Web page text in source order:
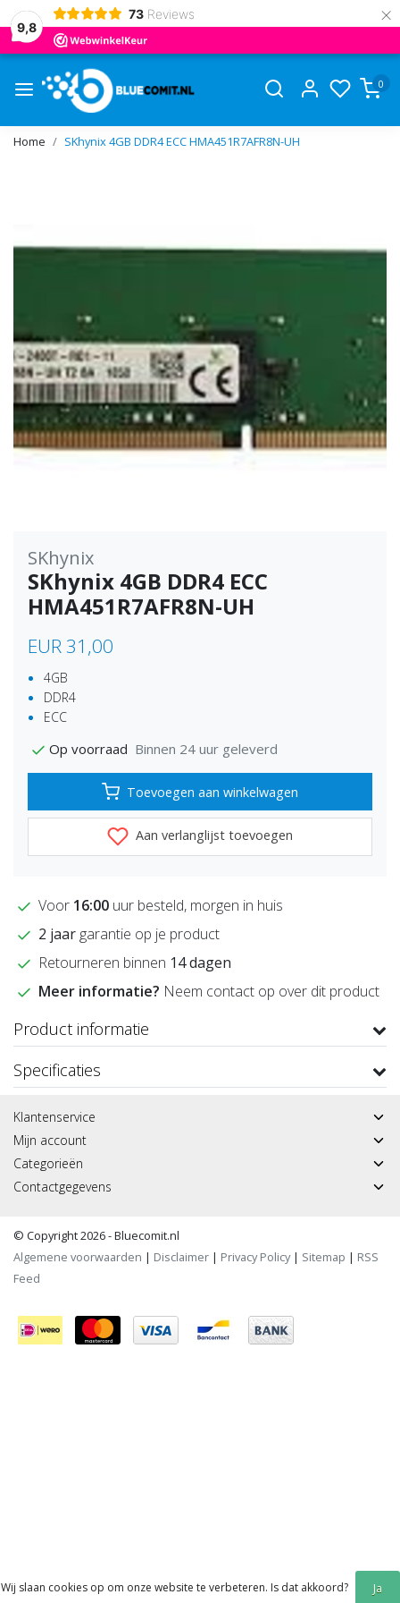
9,8
73 Reviews ×
0
Home SKhynix 4GB DDR4 ECC HMA451R7AFR8N-UH
SKhynix
SKhynix 4GB DDR4 ECC
HMA451R7AFR8N-UH
EUR 31,00
4GB
DDR4
ECC
Op voorraad Binnen 24 uur geleverd
Toevoegen aan winkelwagen
Aan verlanglijst toevoegen
Voor 16:00 uur besteld, morgen in huis
2 jaargarantie op je product
Retourneren binnen 14 dagen
Meer informatie? Neem contact op over dit product
Product informatie
Specificaties
Klantenservice
Mijn account
Categorieën
Contactgegevens
© Copyright 2026 - Bluecomit.nl
Algemene voorwaarden | Disclaimer | Privacy Policy| Sitemap | RSS
Feed
Wij slaan cookies op om onze website te verbeteren. Is dat akkoord? Ja